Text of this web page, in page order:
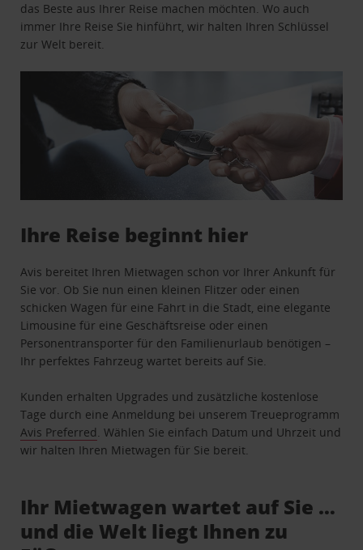
das Beste aus Ihrer Reise machen möchten. Wo auch
immer Ihre Reise Sie hinführt, wir halten Ihren Schlüssel
zur Welt bereit.
Ihre Reise beginnt hier
Avis bereitet Ihren Mietwagen schon vor Ihrer Ankunft für
Sie vor. Ob Sie nun einen kleinen Flitzer oder einen
schicken Wagen für eine Fahrt in die Stadt, eine elegante
Limousine für eine Geschäftsreise oder einen
Personentransporter für den Familienurlaub benötigen –
Ihr perfektes Fahrzeug wartet bereits auf Sie.
Kunden erhalten Upgrades und zusätzliche kostenlose
Tage durch eine Anmeldung bei unserem Treueprogramm
Avis Preferred . Wählen Sie einfach Datum und Uhrzeit und
wir halten Ihren Mietwagen für Sie bereit.
Ihr Mietwagen wartet auf Sie …
und die Welt liegt Ihnen zu